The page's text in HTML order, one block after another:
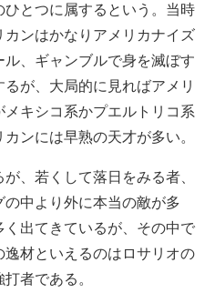
とつに属するという。当時
ンはかなりアメリカナイズ
、ギャンブルで身を滅ぼす
が、大局的に見ればアメリ
キシコ系かプエルトリコ系
ンには早熟の天才が多い。
、若くして落日をみる者、
中より外に本当の敵が多
出てきているが、その中で
逸材といえるのはロサリオの
者である。